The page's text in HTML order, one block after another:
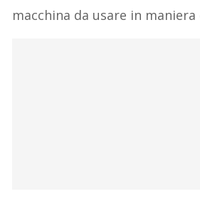
macchina da usare in maniera